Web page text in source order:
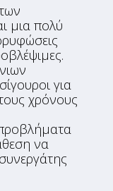
μια πολύ
για
χρόνους
να